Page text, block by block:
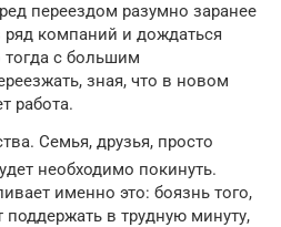
переездом разумно заранее
компаний и дождаться
тогда с большим
зная, что в новом
работа.
Семья, друзья, просто
необходимо покинуть.
именно это: боязнь того,
поддержать в трудную минуту,